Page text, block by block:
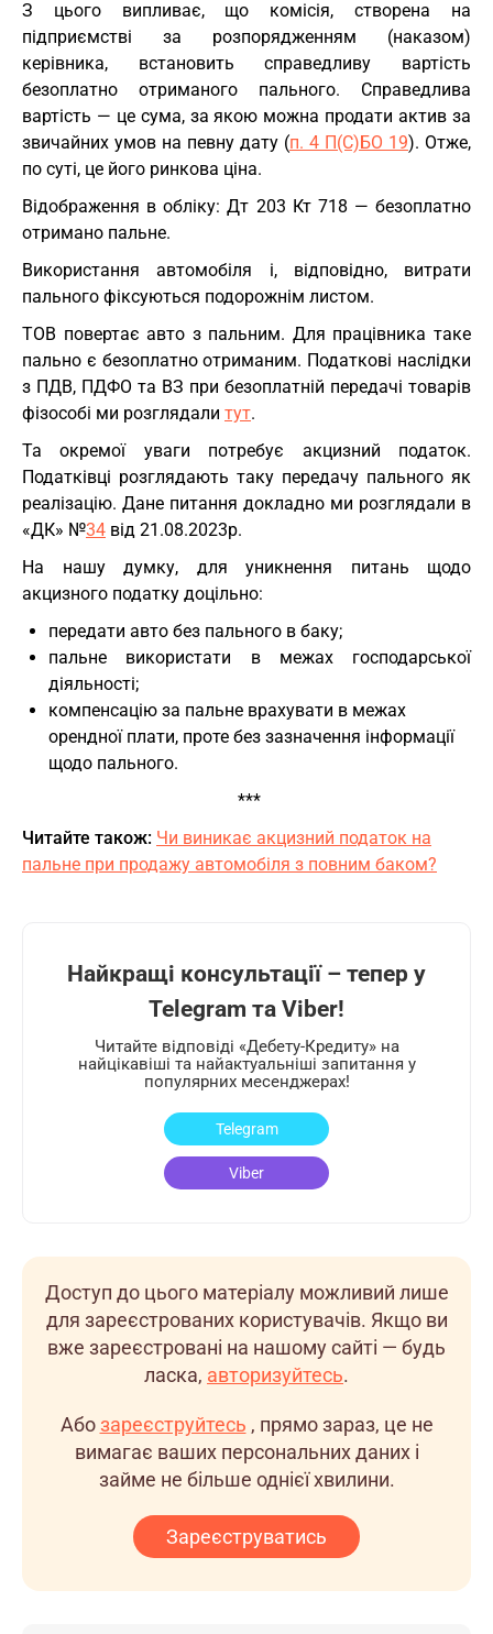
З цього випливає, що комісія, створена на
підприємстві за розпорядженням (наказом)
керівника, встановить справедливу вартість
безоплатно отриманого пального. Справедлива
вартість — це сума, за якою можна продати актив за
звичайних умов на певну дату (п. 4 П(С)БО 19). Отже,
по суті, це його ринкова ціна.
Відображення в обліку: Дт 203 Кт 718 — безоплатно
отримано пальне.
Використання автомобіля і, відповідно, витрати
пального фіксуються подорожнім листом.
ТОВ повертає авто з пальним. Для працівника таке
пально є безоплатно отриманим. Податкові наслідки
з ПДВ, ПДФО та ВЗ при безоплатній передачі товарів
фізособі ми розглядали тут.
Та окремої уваги потребує акцизний податок.
Податківці розглядають таку передачу пального як
реалізацію. Дане питання докладно ми розглядали в
«ДК» №34 від 21.08.2023р.
На нашу думку, для уникнення питань щодо
акцизного податку доцільно:
передати авто без пального в баку;
пальне використати в межах господарської
діяльності;
компенсацію за пальне врахувати в межах
орендної плати, проте без зазначення інформації
щодо пального.
***
Читайте також: Чи виникає акцизний податок на
пальне при продажу автомобіля з повним баком?
Найкращі консультації – тепер у
Telegram та Viber!
Читайте відповіді «Дебету-Кредиту» на
найцікавіші та найактуальніші запитання у
популярних месенджерах!
Telegram
Viber
Доступ до цього матеріалу можливий лише
для зареєстрованих користувачів. Якщо ви
вже зареєстровані на нашому сайті — будь
ласка, авторизуйтесь.
Абозареєструйтесь , прямо зараз, це не
вимагає ваших персональних даних і
займе не більше однієї хвилини.
Зареєструватись